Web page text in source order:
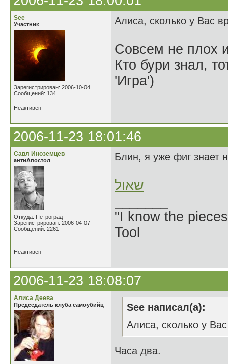
See
Участник
Зарегистрирован: 2006-10-04
Сообщений: 134
Алиса, сколько у Вас
Совсем не плох
Кто бури знал,
'Игра')
Неактивен
2006-11-23 18:01:46
Савл Иноземцев
антиАпостол
Откуда: Петроград
Зарегистрирован: 2006-04-07
Сообщений: 2261
Блин, я уже фиг знает
שאול
"I know the
Tool
Неактивен
2006-11-23 18:08:07
Алиса Деева
Председатель клуба самоубийц
See написал(а):
Алиса, сколько у
Часа два.